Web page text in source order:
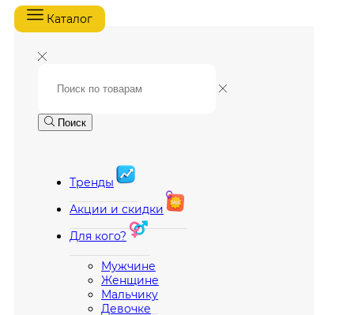
Каталог
Поиск
Тренды
Акции и скидки
Для кого?
Мужчине
Женщине
Мальчику
Девочке